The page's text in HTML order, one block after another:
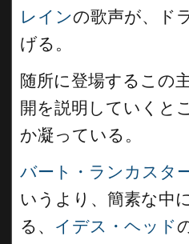
レインの歌声が、ド
げる。
随所に登場するこの
開を説明していくと
か凝っている。
バート・ランカスタ
いうより、簡素な中
る、 イデス・ヘッド